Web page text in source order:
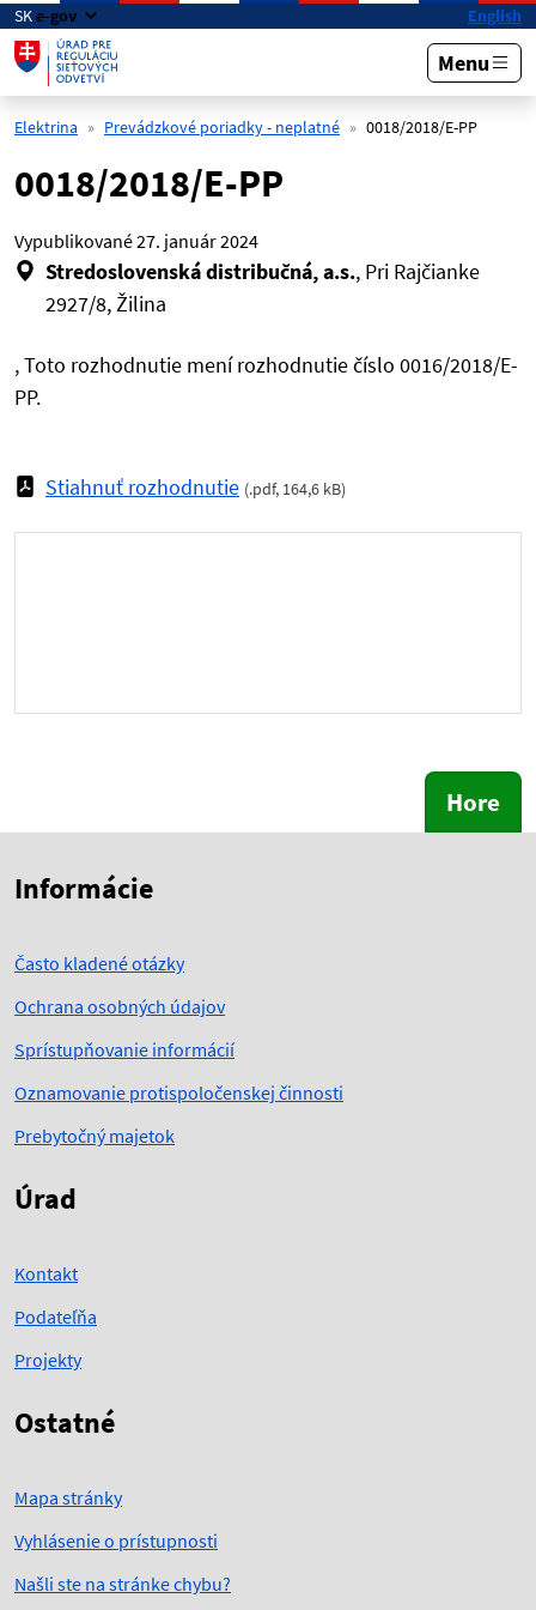
Preskočiť na hlavný obsah
SKe-gov English
Menu
Elektrina Prevádzkové poriadky - neplatné 0018/2018/E-PP
0018/2018/E-PP
Vypublikované27. január 2024
Stredoslovenská distribučná, a.s., Pri Rajčianke
2927/8, Žilina
, Toto rozhodnutie mení rozhodnutie číslo 0016/2018/E-
PP.
Stiahnuť rozhodnutie (.pdf, 164,6 kB)
Hore
Informácie
Často kladené otázky
Ochrana osobných údajov
Sprístupňovanie informácií
Oznamovanie protispoločenskej činnosti
Prebytočný majetok
Úrad
Kontakt
Podateľňa
Projekty
Ostatné
Mapa stránky
Vyhlásenie o prístupnosti
Našli ste na stránke chybu?